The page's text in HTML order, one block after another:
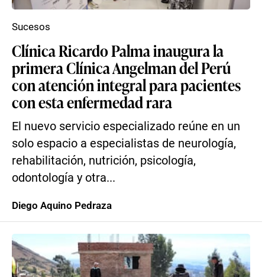
Clínica Ricardo Palma inaugura la
primera Clínica Angelman del Perú
con atención integral para pacientes
con esta enfermedad rara
El nuevo servicio especializado reúne en un
solo espacio a especialistas de neurología,
rehabilitación, nutrición, psicología,
odontología y otra...
Sucesos
Diego Aquino Pedraza